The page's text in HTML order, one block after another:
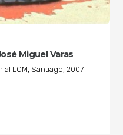
Miguel Varas
LOM, Santiago, 2007